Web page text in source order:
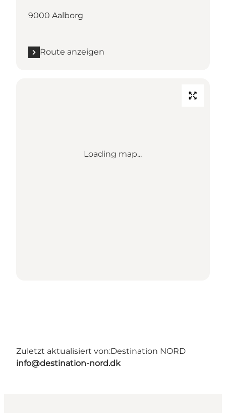
9000 Aalborg
Route anzeigen
Loading map...
Zuletzt aktualisiert von:Destination NORD
info@destination-nord.dk